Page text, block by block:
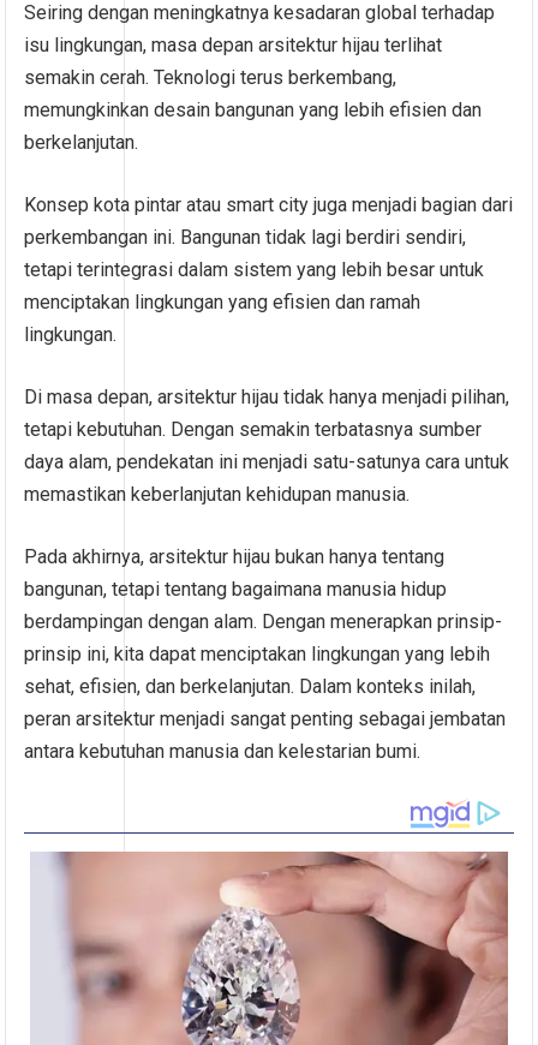
Seiring dengan meningkatnya kesadaran global terhadap
isu lingkungan, masa depan arsitektur hijau terlihat
semakin cerah. Teknologi terus berkembang,
memungkinkan desain bangunan yang lebih efisien dan
berkelanjutan.
Konsep kota pintar atau smart city juga menjadi bagian dari
perkembangan ini. Bangunan tidak lagi berdiri sendiri,
tetapi terintegrasi dalam sistem yang lebih besar untuk
menciptakan lingkungan yang efisien dan ramah
lingkungan.
Di masa depan, arsitektur hijau tidak hanya menjadi pilihan,
tetapi kebutuhan. Dengan semakin terbatasnya sumber
daya alam, pendekatan ini menjadi satu-satunya cara untuk
memastikan keberlanjutan kehidupan manusia.
Pada akhirnya, arsitektur hijau bukan hanya tentang
bangunan, tetapi tentang bagaimana manusia hidup
berdampingan dengan alam. Dengan menerapkan prinsip-
prinsip ini, kita dapat menciptakan lingkungan yang lebih
sehat, efisien, dan berkelanjutan. Dalam konteks inilah,
peran arsitektur menjadi sangat penting sebagai jembatan
antara kebutuhan manusia dan kelestarian bumi.